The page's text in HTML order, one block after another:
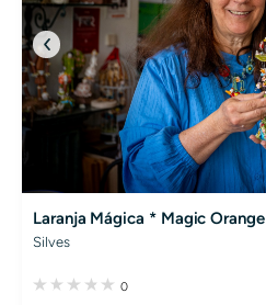
Laranja Mágica * Magic Orange
Silves
0